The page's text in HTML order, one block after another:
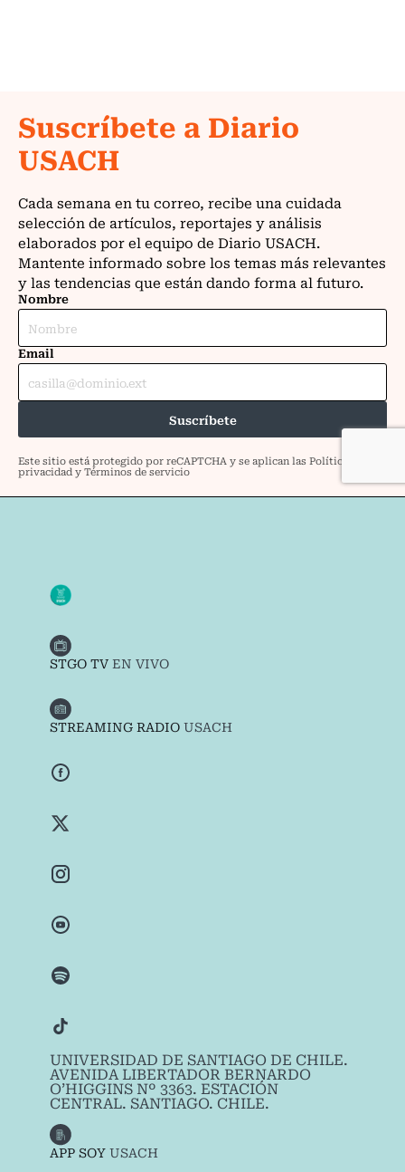
STGO TVEN VIVO
STREAMING RADIOUSACH
UNIVERSIDAD DE SANTIAGO DE CHILE.
AVENIDA LIBERTADOR BERNARDO
O’HIGGINS Nº 3363. ESTACIÓN
CENTRAL. SANTIAGO. CHILE.
APP SOYUSACH